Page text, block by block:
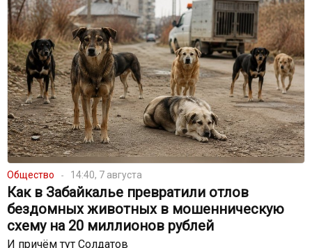
Общество 14:40, 7 августа
Как в Забайкалье превратили отлов
бездомных животных в мошенническую
схему на 20 миллионов рублей
И причём тут Солдатов